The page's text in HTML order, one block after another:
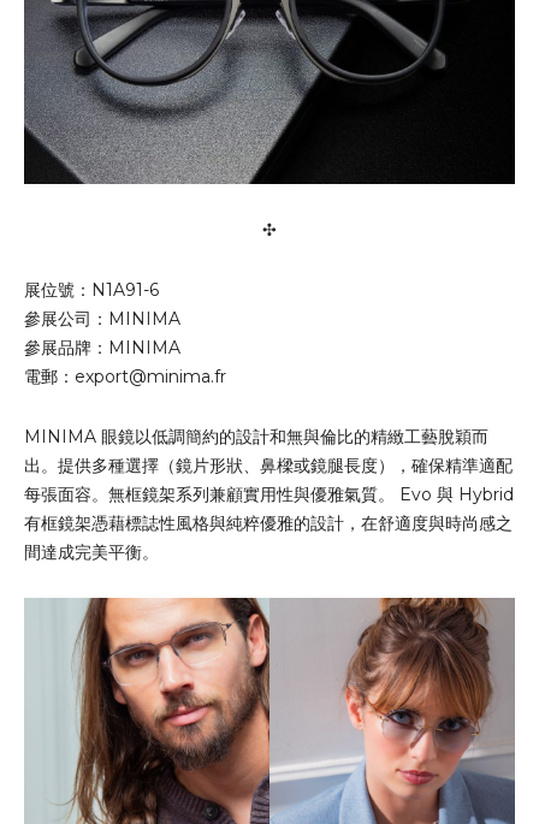
✣
展位號：N1A91-6
參展公司：MINIMA
參展品牌：MINIMA
電郵： export@minima.fr
MINIMA 眼鏡以低調簡約的設計和無與倫比的精緻工藝脫穎而
出。提供多種選擇（鏡片形狀、鼻樑或鏡腿長度），確保精準適配
每張面容。無框鏡架系列兼顧實用性與優雅氣質。 Evo 與 Hybrid
有框鏡架憑藉標誌性風格與純粹優雅的設計，在舒適度與時尚感之
間達成完美平衡。